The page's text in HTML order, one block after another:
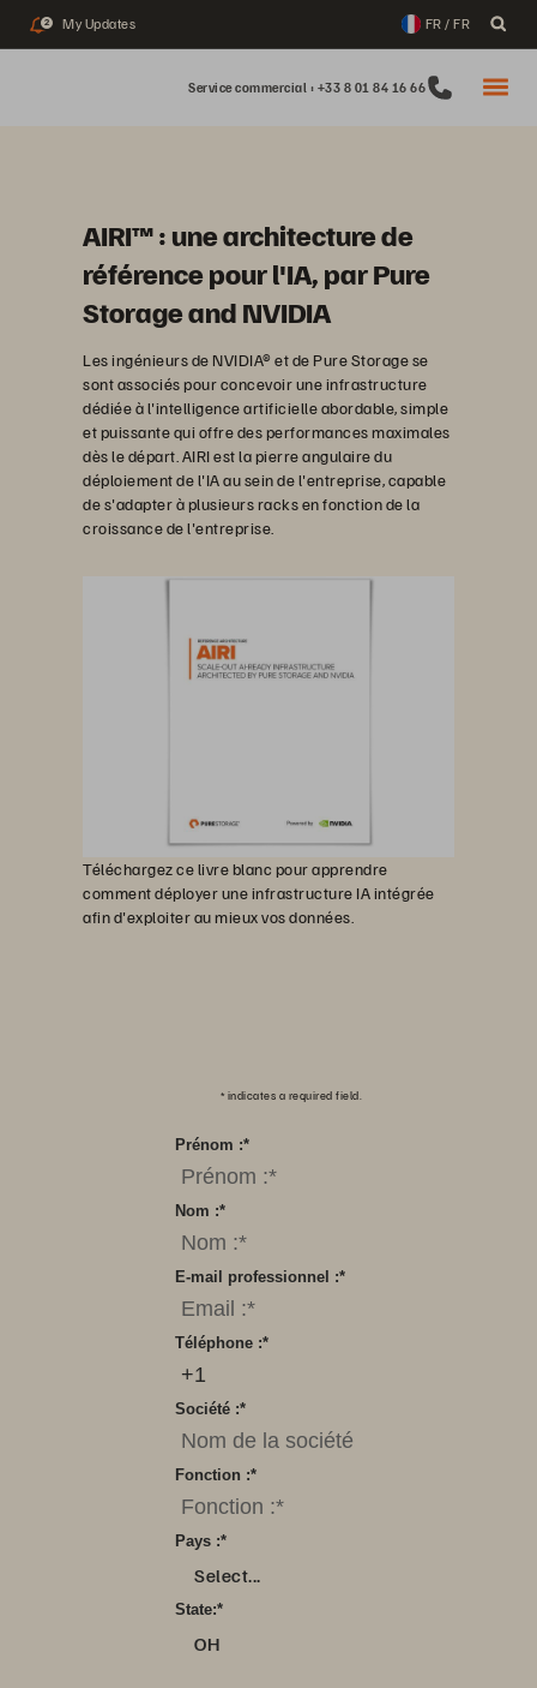
2 My Updates FR / FR
Service commercial : +33 8 01 84 16 66
AIRI™ : une architecture de
référence pour l'IA, par Pure
Storage and NVIDIA
Les ingénieurs de NVIDIA® et de Pure Storage se
sont associés pour concevoir une infrastructure
dédiée à l'intelligence artificielle abordable, simple
et puissante qui offre des performances maximales
dès le départ. AIRI est la pierre angulaire du
déploiement de l'IA au sein de l'entreprise, capable
de s'adapter à plusieurs racks en fonction de la
croissance de l'entreprise.
Téléchargez ce livre blanc pour apprendre
comment déployer une infrastructure IA intégrée
afin d'exploiter au mieux vos données.
* indicates a required field.
*
Prénom :
*
Nom :
*
E-mail professionnel :
*
Téléphone :
*
Société :
*
Fonction :
*
Pays :
Select...
*
State:
OH